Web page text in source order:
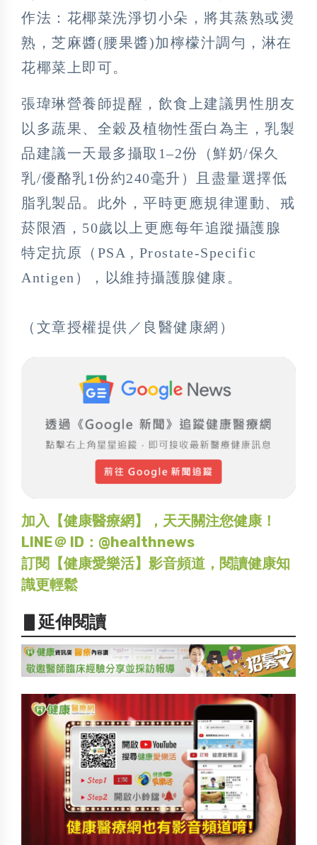
作法：花椰菜洗淨切小朵，將其蒸熟或燙
熟，芝麻醬(腰果醬)加檸檬汁調勻，淋在
花椰菜上即可。
張瑋琳營養師提醒，飲食上建議男性朋友
以多蔬果、全穀及植物性蛋白為主，乳製
品建議一天最多攝取1–2份（鮮奶/保久
乳/優酪乳1份約240毫升）且盡量選擇低
脂乳製品。此外，平時更應規律運動、戒
菸限酒，50歲以上更應每年追蹤攝護腺
特定抗原（PSA , Prostate-Specific
Antigen），以維持攝護腺健康。
（文章授權提供／良醫健康網）
加入【健康醫療網】，天天關注您健康！
LINE＠ ID：@healthnews
訂閱【健康愛樂活】影音頻道，閱讀健康知
識更輕鬆
▋延伸閱讀